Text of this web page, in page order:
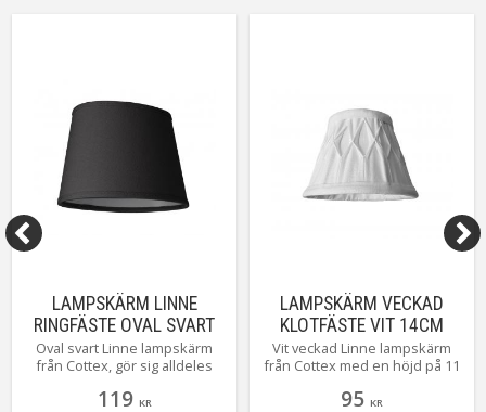
LAMPSKÄRM LINNE
RINGFÄSTE OVAL SVART
20CM
Oval svart Linne lampskärm
från Cottex, gör sig alldeles
ont om plats.
119 KR
LAMPSKÄRM VECKAD
KLOTFÄSTE VIT 14CM
Vit veckad Linne lampskärm
från Cottex med en höjd på 11
nere 14 cm med klotfäste.
95 KR